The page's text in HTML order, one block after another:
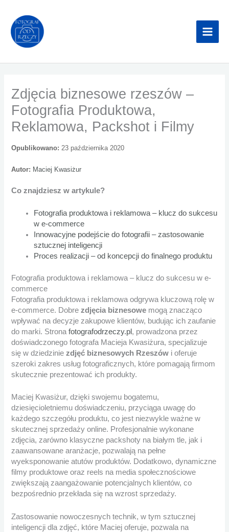
treści
Zdjęcia biznesowe rzeszów –
Fotografia Produktowa,
Reklamowa, Packshot i Filmy
Opublikowano: 23 października 2020
Autor: Maciej Kwasiżur
Co znajdziesz w artykule?
Fotografia produktowa i reklamowa – klucz do sukcesu
w e-commerce
Innowacyjne podejście do fotografii – zastosowanie
sztucznej inteligencji
Proces realizacji – od koncepcji do finalnego produktu
Fotografia produktowa i reklamowa – klucz do sukcesu w e-
commerce
Fotografia produktowa i reklamowa odgrywa kluczową rolę w
e-commerce. Dobrezdjęcia biznesowe mogą znacząco
wpływać na decyzje zakupowe klientów, budując ich zaufanie
do marki. Stronafotografodrzeczy.pl , prowadzona przez
doświadczonego fotografa Macieja Kwasiżura, specjalizuje
się w dziedziniezdjęć biznesowych Rzeszów i oferuje
szeroki zakres usług fotograficznych, które pomagają firmom
skutecznie prezentować ich produkty.
Maciej Kwasiżur, dzięki swojemu bogatemu,
dziesięcioletniemu doświadczeniu, przyciąga uwagę do
każdego szczegółu produktu, co jest niezwykle ważne w
skutecznej sprzedaży online. Profesjonalnie wykonane
zdjęcia, zarówno klasyczne packshoty na białym tle, jak i
zaawansowane aranżacje, pozwalają na pełne
wyeksponowanie atutów produktów. Dodatkowo, dynamiczne
filmy produktowe oraz reels na media społecznościowe
zwiększają zaangażowanie potencjalnych klientów, co
bezpośrednio przekłada się na wzrost sprzedaży.
Zastosowanie nowoczesnych technik, w tym sztucznej
inteligencji dla zdjęć, które Maciej oferuje, pozwala na